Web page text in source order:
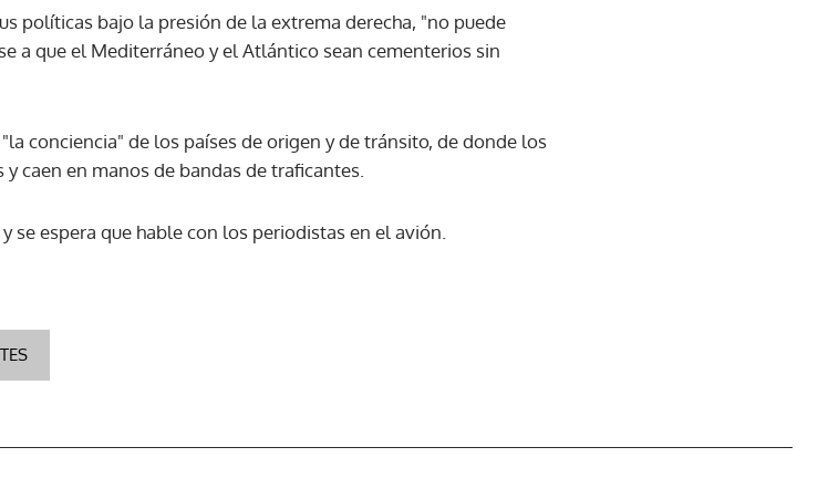
políticas bajo la presión de la extrema derecha, "no puede
a que el Mediterráneo y el Atlántico sean cementerios sin
conciencia" de los países de origen y de tránsito, de donde los
caen en manos de bandas de traficantes.
se espera que hable con los periodistas en el avión.